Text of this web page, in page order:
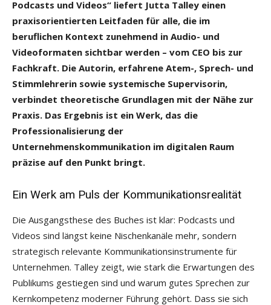
Podcasts und Videos“ liefert Jutta Talley einen
praxisorientierten Leitfaden für alle, die im
beruflichen Kontext zunehmend in Audio- und
Videoformaten sichtbar werden – vom CEO bis zur
Fachkraft. Die Autorin, erfahrene Atem-, Sprech- und
Stimmlehrerin sowie systemische Supervisorin,
verbindet theoretische Grundlagen mit der Nähe zur
Praxis. Das Ergebnis ist ein Werk, das die
Professionalisierung der
Unternehmenskommunikation im digitalen Raum
präzise auf den Punkt bringt.
Ein Werk am Puls der Kommunikationsrealität
Die Ausgangsthese des Buches ist klar: Podcasts und
Videos sind längst keine Nischenkanäle mehr, sondern
strategisch relevante Kommunikationsinstrumente für
Unternehmen. Talley zeigt, wie stark die Erwartungen des
Publikums gestiegen sind und warum gutes Sprechen zur
Kernkompetenz moderner Führung gehört. Dass sie sich